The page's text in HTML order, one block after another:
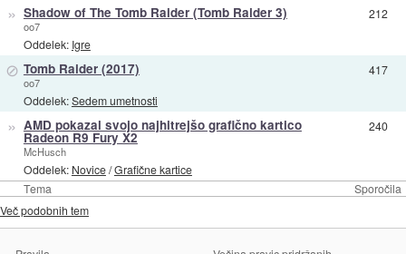
Tema Sporočila
» Shadow of The Tomb Raider (Tomb Raider 3)
oo7
Oddelek: Igre
212
⊘ Tomb Raider (2017)
oo7
Oddelek:Sedem umetnosti
417
» AMD pokazal svojo najhitrejšo grafično kartico
Radeon R9 Fury X2
McHusch
Oddelek: Novice/Grafične kartice
240
Več podobnih tem